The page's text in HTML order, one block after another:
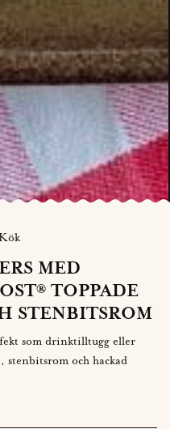
MED
TOPPADE
STENBITSROM
som drinktilltugg eller
stenbitsrom och hackad